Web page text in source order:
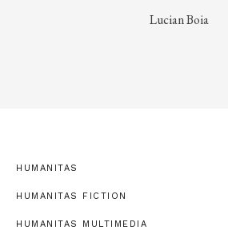
Lucian Boia
HUMANITAS
HUMANITAS FICTION
HUMANITAS MULTIMEDIA